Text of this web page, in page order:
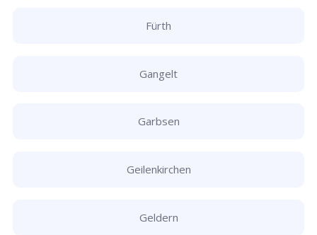
Fürth
Gangelt
Garbsen
Geilenkirchen
Geldern